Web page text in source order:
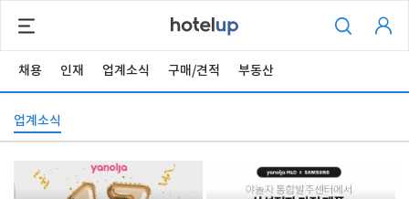
채용 인재 업계소식 구매/견적 부동산
업계소식